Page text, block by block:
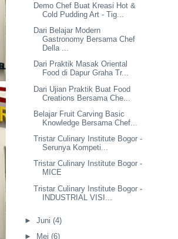
Demo Chef Buat Kreasi Hot &
Cold Pudding Art - Tig...
Dari Belajar Modern
Gastronomy Bersama Chef
Della ...
Dari Praktik Masak Oriental
Food di Dapur Graha Tr...
Dari Ujian Praktik Buat Food
Creations Bersama Che...
Belajar Fruit Carving Basic
Knowledge Bersama Chef...
Tristar Culinary Institute Bogor -
Serunya Kompeti...
Tristar Culinary Institute Bogor -
MICE
Tristar Culinary Institute Bogor -
INDUSTRIAL VISI...
► Juni (4)
►
Mei (6)